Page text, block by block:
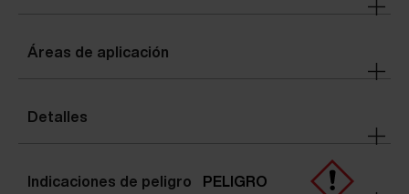
Áreas de aplicación
Detalles
Indicaciones de peligro PELIGRO